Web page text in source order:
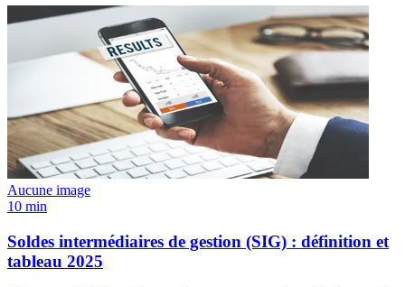
Aucune image
10 min
Soldes intermédiaires de gestion (SIG) : définition et
tableau 2025